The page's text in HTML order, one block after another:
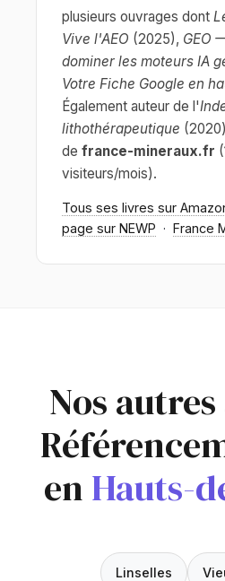
plusieurs ouvrages dont
Vive l'AEO (2025), GEO
dominer les moteurs IA
Votre Fiche Google en
Également auteur de l'
lithothérapeutique
de france-mineraux.fr
visiteurs/mois).
Tous ses livres sur
page sur NEWP · France
Nos
en Hauts-
Linselles